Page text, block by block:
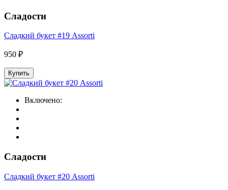
Сладости
Сладкий букет #19 Assorti
950 ₽
Купить
Включено:
Сладости
Сладкий букет #20 Assorti